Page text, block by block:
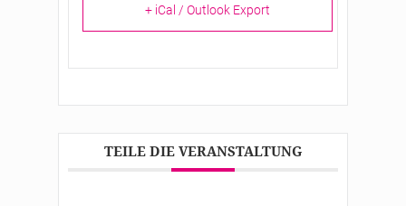
+ iCal / Outlook Export
TEILE DIE VERANSTALTUNG